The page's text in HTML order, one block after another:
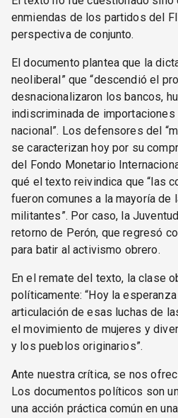
enmiendas de los partidos del
perspectiva de conjunto.
El documento plantea que la
neoliberal” que “descendió el
desnacionalizaron los bancos,
indiscriminada de
nacional”. Los defensores del
se caracterizan hoy por su
del Fondo Monetario
qué el texto reivindica que “las
fueron comunes a la mayoría de
militantes”. Por caso, la
retorno de Perón, que regresó
para batir al activismo obrero.
En el remate del texto, la clase
políticamente: “Hoy la
articulación de esas luchas de
el movimiento de mujeres y
y los pueblos originarios”.
Ante nuestra crítica, se nos
Los documentos políticos son
una acción práctica común en